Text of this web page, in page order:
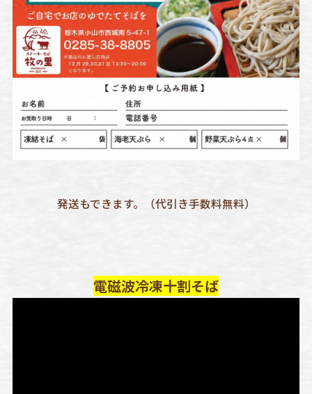
発送もできます。（代引き手数料無料）
電磁波冷凍十割そば